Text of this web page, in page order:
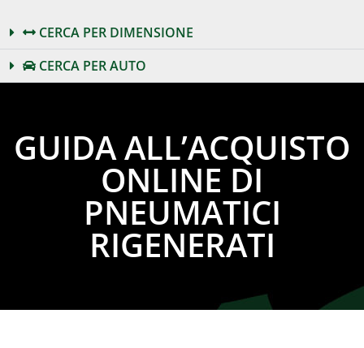
CERCA PER DIMENSIONE
CERCA PER AUTO
GUIDA ALL’ACQUISTO
ONLINE DI
PNEUMATICI
RIGENERATI